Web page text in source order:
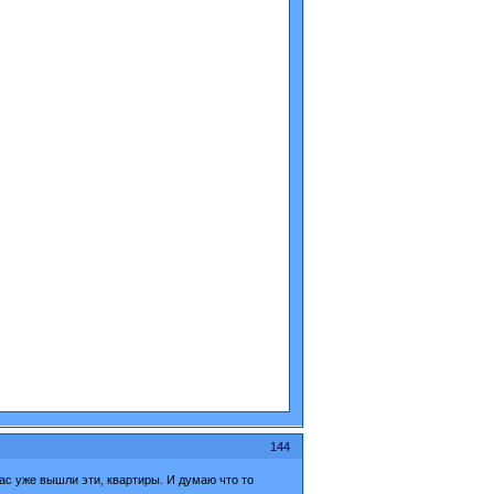
144
уже вышли эти, квартиры. И думаю что то